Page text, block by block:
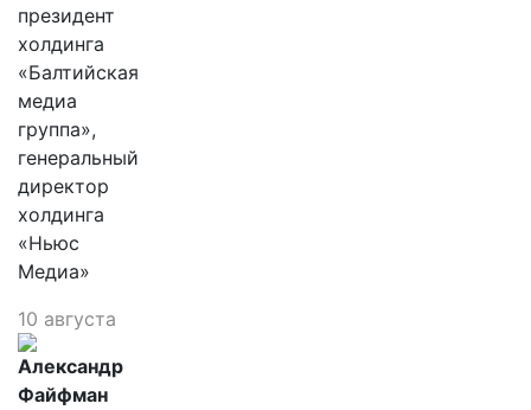
президент
холдинга
«Балтийская
медиа
группа»,
генеральный
директор
холдинга
«Ньюс
Медиа»
10 августа
Александр
Файфман